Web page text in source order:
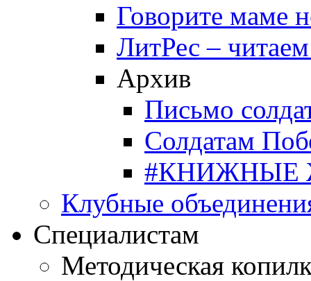
Говорите маме
ЛитРес –
Архив
Письмо
Солдатам
#КНИЖНЫЕ
Клубные
Специалистам
Методическая